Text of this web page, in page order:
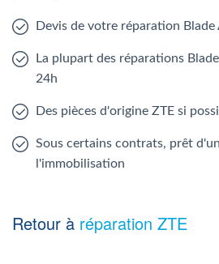
Devis de votre réparation Blade
La plupart des réparations
24h
Des pièces d'origine ZTE si
Sous certains contrats, prêt
l'immobilisation
Retour à réparation ZTE